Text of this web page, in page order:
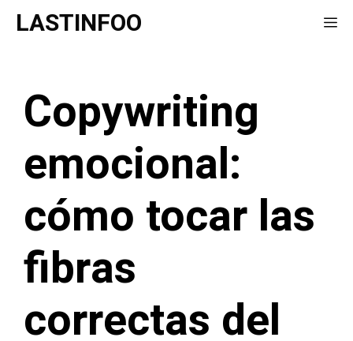
Saltar
LASTINFOO
Copywriting
emocional:
cómo tocar las
fibras
correctas del